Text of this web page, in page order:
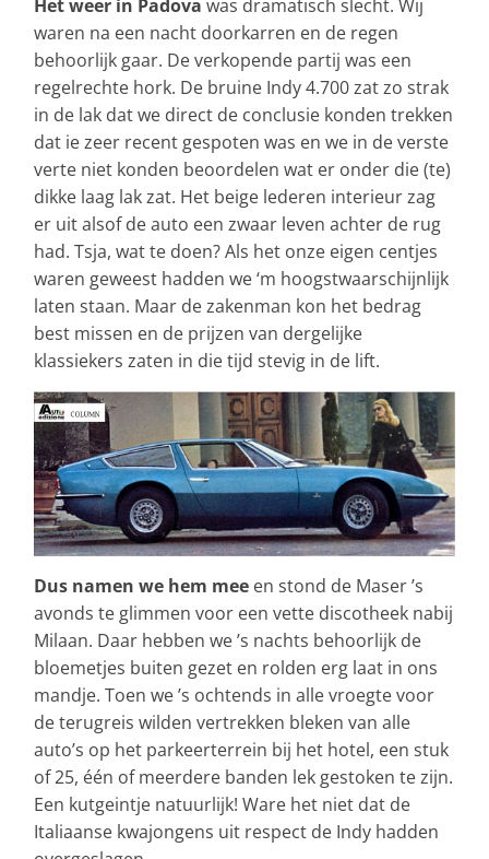
Het weer in Padova was dramatisch slecht. Wij
waren na een nacht doorkarren en de regen
behoorlijk gaar. De verkopende partij was een
regelrechte hork. De bruine Indy 4.700 zat zo strak
in de lak dat we direct de conclusie konden trekken
dat ie zeer recent gespoten was en we in de verste
verte niet konden beoordelen wat er onder die (te)
dikke laag lak zat. Het beige lederen interieur zag
er uit alsof de auto een zwaar leven achter de rug
had. Tsja, wat te doen? Als het onze eigen centjes
waren geweest hadden we ‘m hoogstwaarschijnlijk
laten staan. Maar de zakenman kon het bedrag
best missen en de prijzen van dergelijke
klassiekers zaten in die tijd stevig in de lift.
Dus namen we hem mee en stond de Maser ’s
avonds te glimmen voor een vette discotheek nabij
Milaan. Daar hebben we ’s nachts behoorlijk de
bloemetjes buiten gezet en rolden erg laat in ons
mandje. Toen we ’s ochtends in alle vroegte voor
de terugreis wilden vertrekken bleken van alle
auto’s op het parkeerterrein bij het hotel, een stuk
of 25, één of meerdere banden lek gestoken te zijn.
Een kutgeintje natuurlijk! Ware het niet dat de
Italiaanse kwajongens uit respect de Indy hadden